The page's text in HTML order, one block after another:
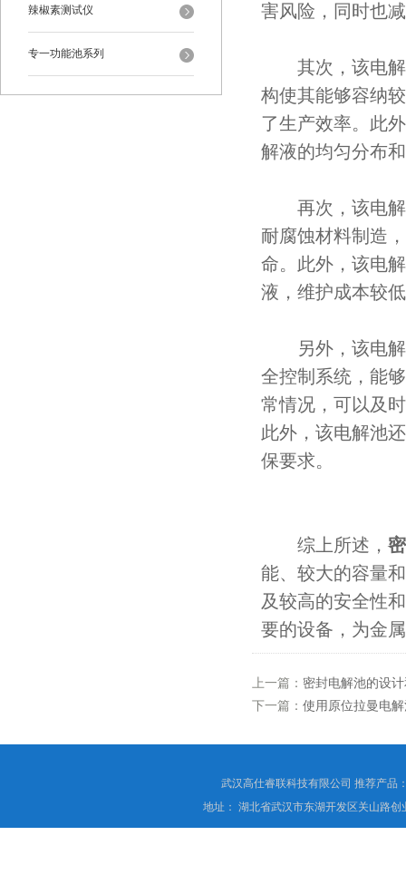
辣椒素测试仪
专一功能池系列
害风险，同时也
其次，该电解
构使其能够容纳
了生产效率。此
解液的均匀分布
再次，该电解
耐腐蚀材料制造
命。此外，该电
液，维护成本较
另外，该电解
全控制系统，能
常情况，可以及
此外，该电解池
保要求。
综上所述，
能、较大的容量
及较高的安全性
要的设备，为金
上一篇： 密封电解池的设
下一篇： 使用原位拉曼电
武汉高仕睿联科技有限公司 推荐产品
地址： 湖北省武汉市东湖开发区关山路